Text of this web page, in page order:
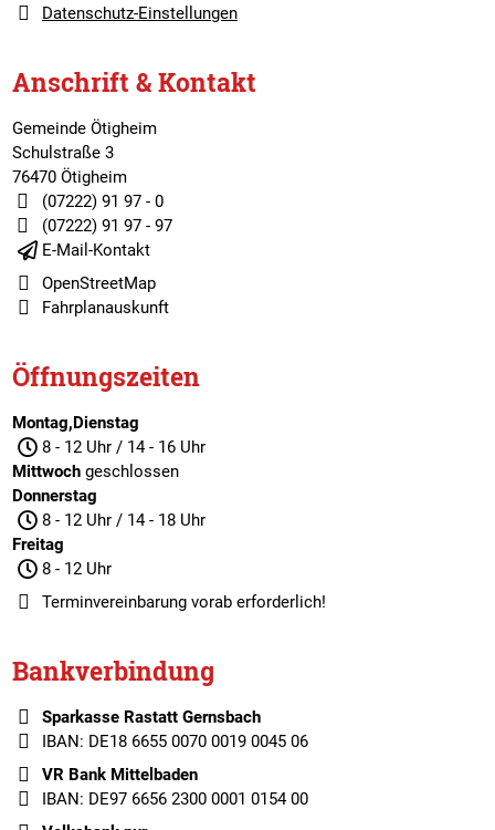
Datenschutz-Einstellungen
Anschrift & Kontakt
Gemeinde Ötigheim
Schulstraße 3
76470 Ötigheim
(07222) 91 97 - 0
(07222) 91 97 - 97
E-Mail-Kontakt
OpenStreetMap
Fahrplanauskunft
Öffnungszeiten
Montag,Dienstag
8 - 12 Uhr / 14 - 16 Uhr
Mittwochgeschlossen
Donnerstag
8 - 12 Uhr / 14 - 18 Uhr
Freitag
8 - 12 Uhr
Terminvereinbarungvorab erforderlich!
Bankverbindung
Sparkasse Rastatt Gernsbach
IBAN: DE18 6655 0070 0019 0045 06
VR Bank Mittelbaden
IBAN: DE97 6656 2300 0001 0154 00